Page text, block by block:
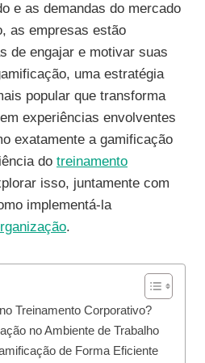
e as demandas do mercado
as empresas estão
de engajar e motivar suas
uma estratégia
popular que transforma
experiências envolventes
exatamente a gamificação
do treinamento
isso, juntamente com
implementá-la
.
Treinamento Corporativo?
no Ambiente de Trabalho
de Forma Eficiente